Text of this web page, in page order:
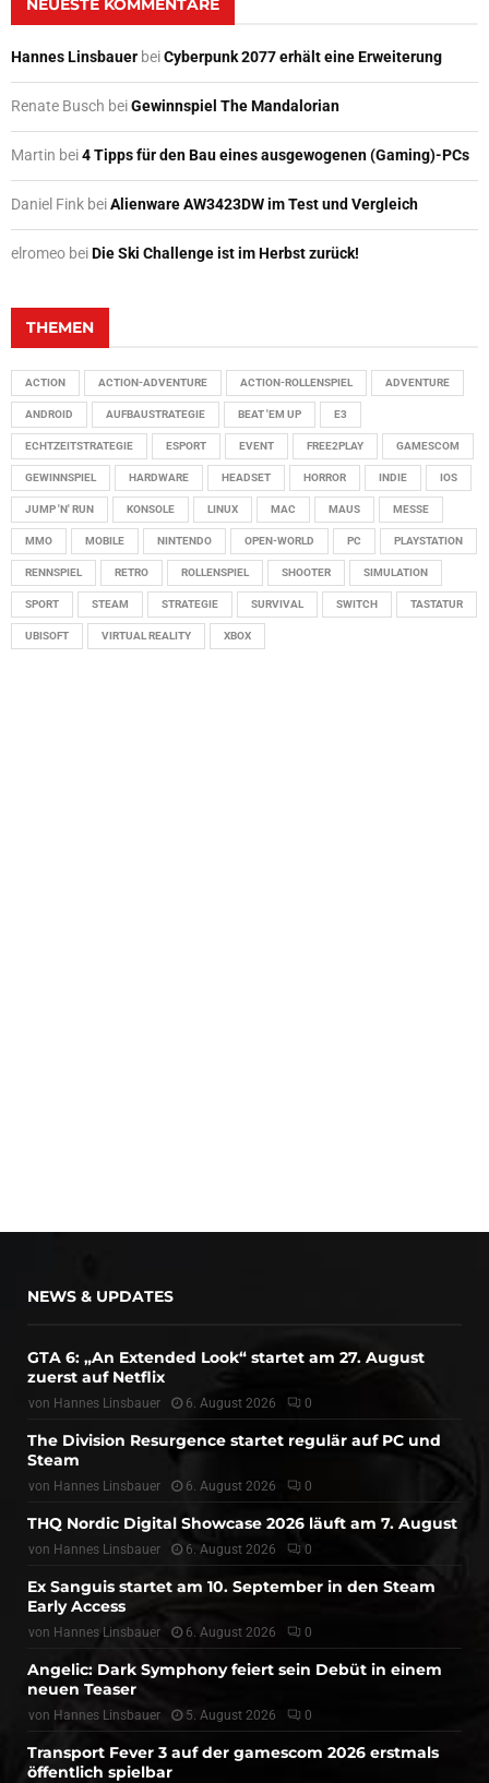
NEUESTE KOMMENTARE
Hannes Linsbauer beiCyberpunk 2077 erhält eine Erweiterung
Renate Busch beiGewinnspiel The Mandalorian
Martin bei4 Tipps für den Bau eines ausgewogenen (Gaming)-PCs
Daniel Fink beiAlienware AW3423DW im Test und Vergleich
elromeo beiDie Ski Challenge ist im Herbst zurück!
THEMEN
ACTION ACTION-ADVENTURE ACTION-ROLLENSPIEL ADVENTURE
ANDROID AUFBAUSTRATEGIE BEAT 'EM UP E3
ECHTZEITSTRATEGIE ESPORT EVENT FREE2PLAY GAMESCOM
GEWINNSPIEL HARDWARE HEADSET HORROR INDIE IOS
JUMP 'N' RUN KONSOLE LINUX MAC MAUS MESSE
MMO MOBILE NINTENDO OPEN-WORLD PC PLAYSTATION
RENNSPIEL RETRO ROLLENSPIEL SHOOTER SIMULATION
SPORT STEAM STRATEGIE SURVIVAL SWITCH TASTATUR
UBISOFT VIRTUAL REALITY XBOX
NEWS & UPDATES
GTA 6: „An Extended Look“ startet am 27. August
zuerst auf Netflix
von Hannes Linsbauer 6. August 2026 0
The Division Resurgence startet regulär auf PC und
Steam
von Hannes Linsbauer 6. August 2026 0
THQ Nordic Digital Showcase 2026 läuft am 7. August
von Hannes Linsbauer 6. August 2026 0
Ex Sanguis startet am 10. September in den Steam
Early Access
von Hannes Linsbauer 6. August 2026 0
Angelic: Dark Symphony feiert sein Debüt in einem
neuen Teaser
von Hannes Linsbauer 5. August 2026 0
Transport Fever 3 auf der gamescom 2026 erstmals
öffentlich spielbar